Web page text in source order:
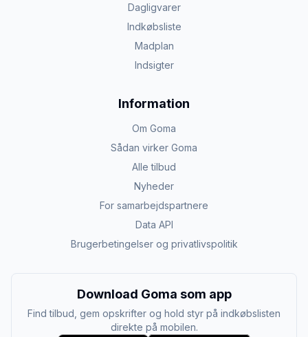
Dagligvarer
Indkøbsliste
Madplan
Indsigter
Information
Om Goma
Sådan virker Goma
Alle tilbud
Nyheder
For samarbejdspartnere
Data API
Brugerbetingelser og privatlivspolitik
Download Goma som app
Find tilbud, gem opskrifter og hold styr på indkøbslisten
direkte på mobilen.